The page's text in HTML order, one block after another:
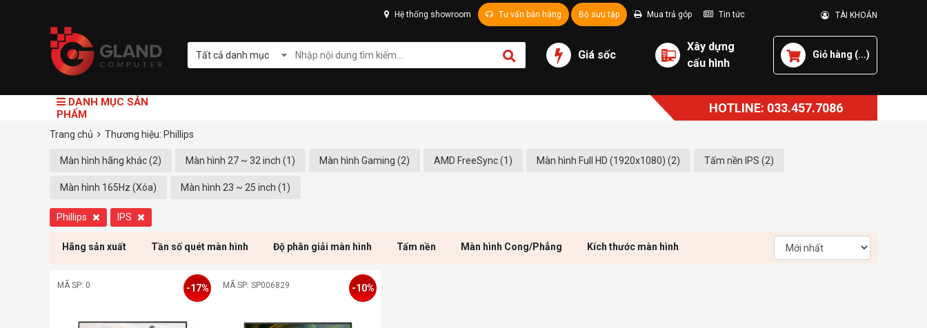
Hệ thống showroom Tư vấn bán hàng Bộ sưu tập Mua trả góp Tin tức TÀI KHOẢN
Tất cả danh mục Giá sốc
Xây dựng
cấu hình
Giỏ hàng (...)
DANH MỤC SẢN
PHẨM
HOTLINE: 033.457.7086
Trang chủ Thương hiệu: Phillips
Màn hình hãng khác (2) Màn hình 27 ~ 32 inch (1) Màn hình Gaming (2) AMD FreeSync (1) Màn hình Full HD (1920x1080) (2) Tấm nền IPS (2)
Màn hình 165Hz (Xóa) Màn hình 23 ~ 25 inch (1)
Phillips IPS
Hãng sản xuất Tần số quét màn hình Độ phân giải màn hình Tấm nền Màn hình Cong/Phẳng Kích thước màn hình
MÃ SP: 0 -17% MÃ SP: SP006829 -10%